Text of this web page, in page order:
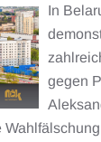
In
gegen